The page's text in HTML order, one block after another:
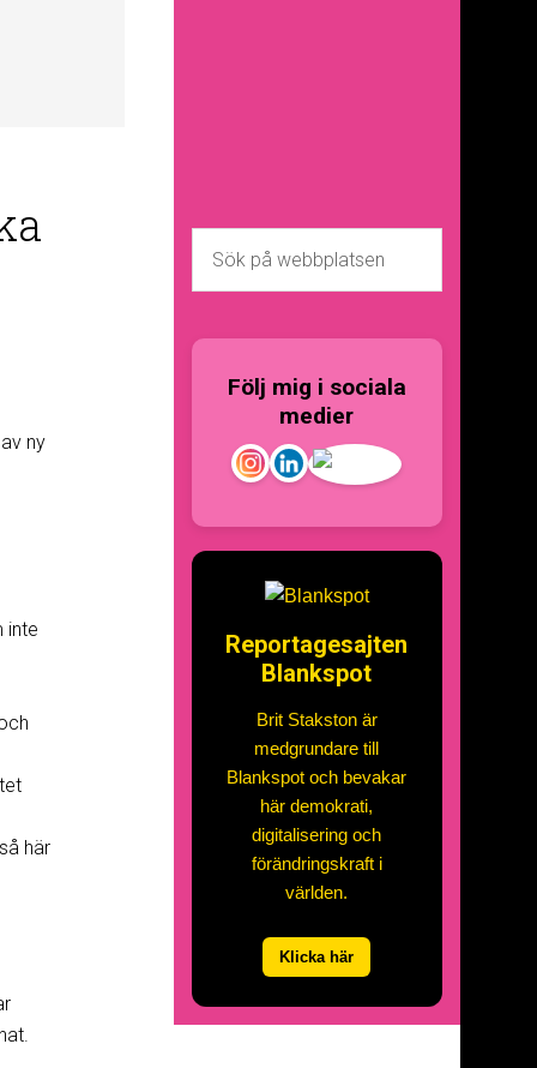
ny
inte
här
Följ mig i sociala
medier
Reportagesajten
Blankspot
Brit Stakston är
medgrundare till
Blankspot och bevakar
här demokrati,
digitalisering och
förändringskraft i
världen.
Klicka här